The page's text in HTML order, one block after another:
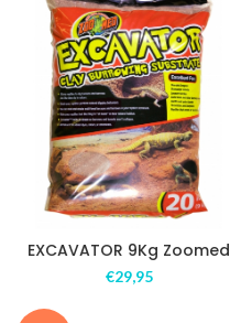
EXCAVATOR 9Kg Zoomed
€29,95